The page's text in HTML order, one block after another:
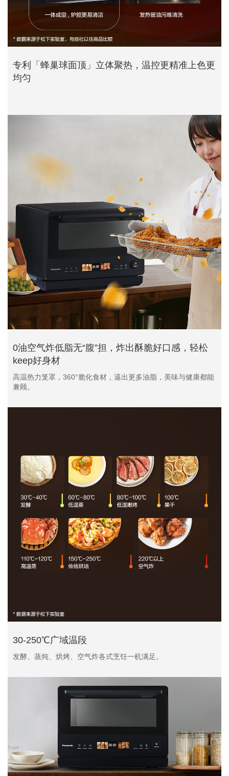
专利「蜂巢球面顶」立体聚热，温控更精准上色更
均匀
0油空气炸低脂无“腹”担，炸出酥脆好口感，轻松
keep好身材
高温热力笼罩，360°脆化食材，逼出更多油脂，美味与健康都能
兼顾。
30-250℃广域温段
发酵、蒸炖、烘烤、空气炸各式烹饪一机满足。